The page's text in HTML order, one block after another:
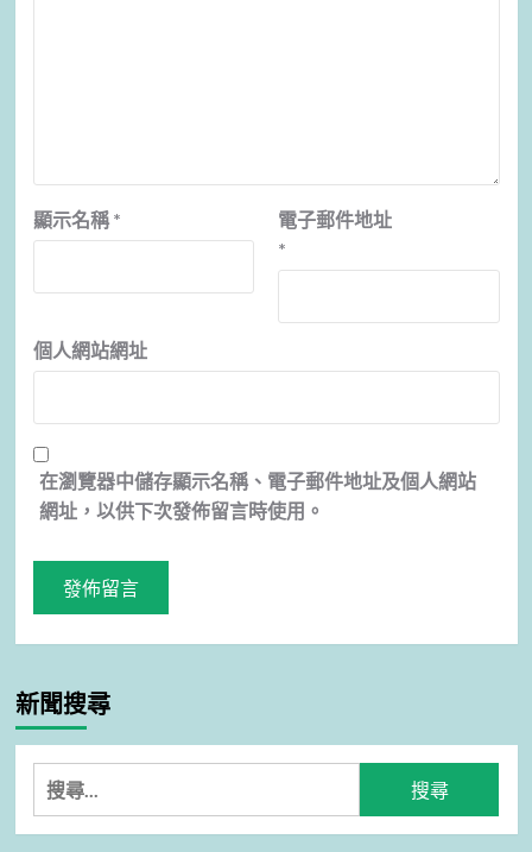
顯示名稱 *
電子郵件地址
*
個人網站網址
在瀏覽器中儲存顯示名稱、電子郵件地址及個人網站
網址，以供下次發佈留言時使用。
新聞搜尋
搜
尋
關